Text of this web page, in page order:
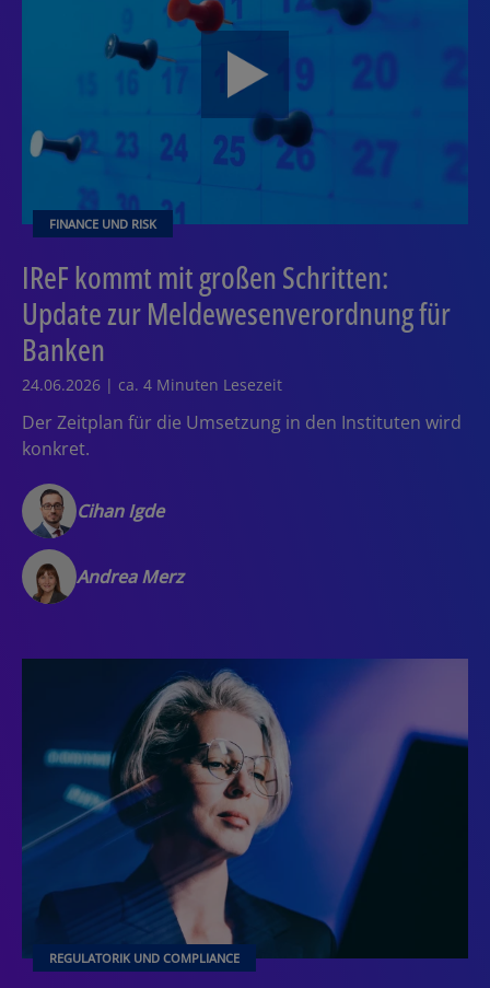
FINANCE UND RISK
IReF kommt mit großen Schritten:
Update zur Meldewesenverordnung für
Banken
24.06.2026 | ca. 4 Minuten Lesezeit
Der Zeitplan für die Umsetzung in den Instituten wird
konkret.
Cihan Igde
Andrea Merz
REGULATORIK UND COMPLIANCE